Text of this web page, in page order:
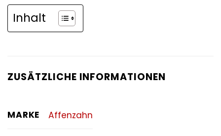
Inhalt
ZUSÄTZLICHE INFORMATIONEN
MARKE Affenzahn